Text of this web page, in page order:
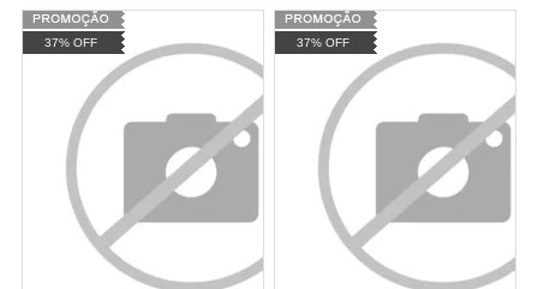
Varejo:
Atacado: R$ 2.550,90 (Apenas
Revendedor)
10 x
Cat:
COMPRAR
Varejo:
Atacado: R$ 2.550,90 (Apenas
Revendedor)
10
Cat:
COMPRAR
37% OFF 37% OFF